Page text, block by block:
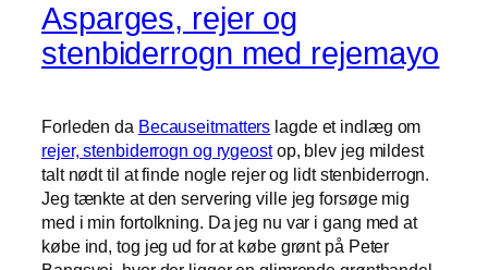
Asparges, rejer og
stenbiderrogn med rejemayo
Forleden da Becauseitmatters lagde et indlæg om
rejer, stenbiderrogn og rygeostop, blev jeg mildest
talt nødt til at finde nogle rejer og lidt stenbiderrogn.
Jeg tænkte at den servering ville jeg forsøge mig
med i min fortolkning. Da jeg nu var i gang med at
købe ind, tog jeg ud for at købe grønt på Peter